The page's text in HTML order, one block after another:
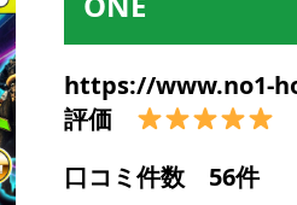
https://www.no1-
評価
口コミ件数 56件